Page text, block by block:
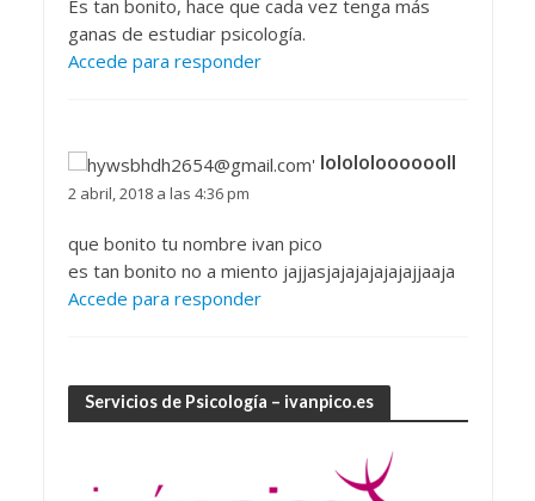
Es tan bonito, hace que cada vez tenga más
ganas de estudiar psicología.
Accede para responder
lolololooooooll
2 abril, 2018 a las 4:36 pm
que bonito tu nombre ivan pico
es tan bonito no a miento jajjasjajajajajajajjaaja
Accede para responder
Servicios de Psicología – ivanpico.es